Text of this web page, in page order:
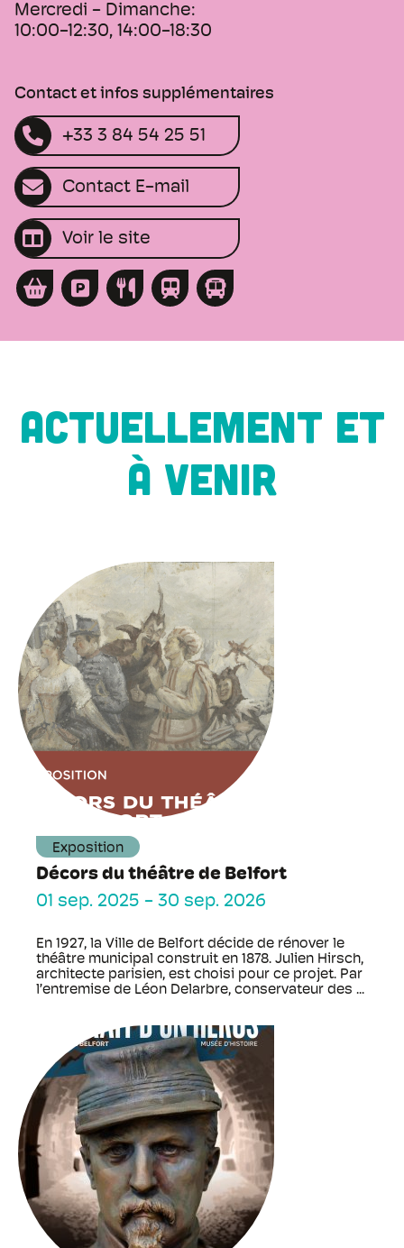
Mercredi - Dimanche:
10:00-12:30, 14:00-18:30
Contact et infos supplémentaires
+33 3 84 54 25 51
Contact E-mail
Voir le site
ACTUELLEMENT ET
À VENIR
Exposition
Décors du théâtre de Belfort
01 sep. 2025 - 30 sep. 2026
En 1927, la Ville de Belfort décide de rénover le
théâtre municipal construit en 1878. Julien Hirsch,
architecte parisien, est choisi pour ce projet. Par
l’entremise de Léon Delarbre, conservateur des ...